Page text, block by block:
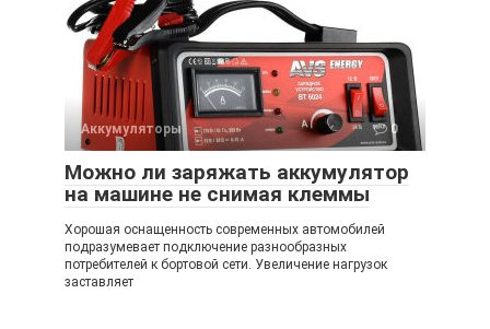
Аккумуляторы 0
Можно ли заряжать аккумулятор
на машине не снимая клеммы
Хорошая оснащенность современных автомобилей
подразумевает подключение разнообразных
потребителей к бортовой сети. Увеличение нагрузок
заставляет